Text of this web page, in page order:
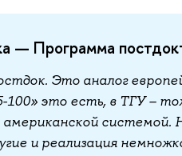
— Программа
Это аналог
100» это есть, в ТГУ –
системой.
и реализация